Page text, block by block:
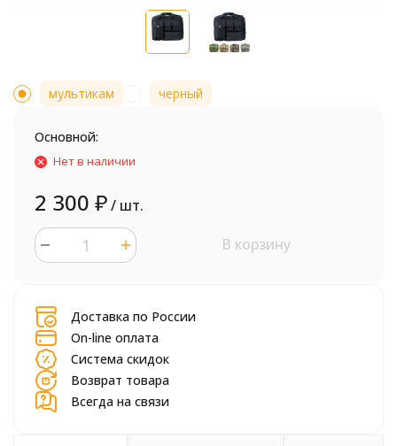
мультикам черный
Основной:
Нет в наличии
2 300 ₽/ шт.
В корзину
Доставка по России
On-line оплата
Система скидок
Возврат товара
Всегда на связи